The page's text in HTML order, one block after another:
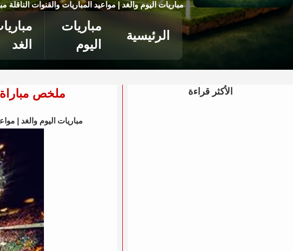
مباريات اليوم والغد | مواعيد المباريات والقنوات الناقلة
الرئيسية
مباريات
اليوم
الغد
ملخص مباراة السعودية ضد
مباريات اليوم والغد |
الأكثر قراءة